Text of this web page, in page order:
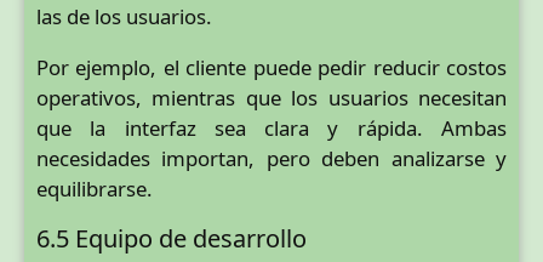
las de los usuarios.
Por ejemplo, el cliente puede pedir reducir costos
operativos, mientras que los usuarios necesitan
que la interfaz sea clara y rápida. Ambas
necesidades importan, pero deben analizarse y
equilibrarse.
6.5 Equipo de desarrollo